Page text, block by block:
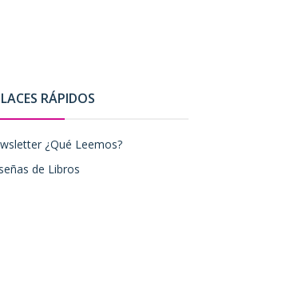
RÁPIDOS
¿Qué Leemos?
de Libros